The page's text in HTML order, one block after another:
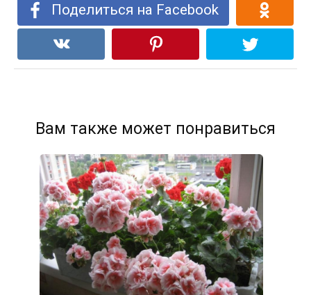
Поделиться на Facebook
Вам также может понравиться